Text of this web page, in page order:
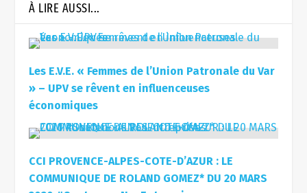
À LIRE AUSSI...
Les E.V.E. « Femmes de l’Union Patronale du Var
» – UPV se rêvent en influenceuses
économiques
CCI PROVENCE-ALPES-COTE-D’AZUR : LE
COMMUNIQUE DE ROLAND GOMEZ* DU 20 MARS